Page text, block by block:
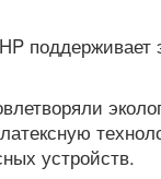
поддерживает
устройств.